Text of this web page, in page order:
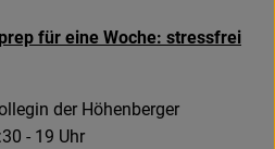
für eine Woche: stressfrei
der Höhenberger
- 19 Uhr